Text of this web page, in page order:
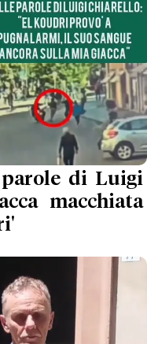
parole di Luigi
macchiata